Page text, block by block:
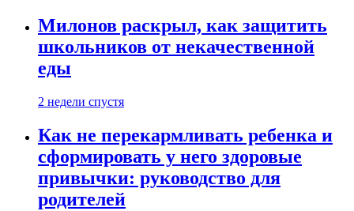
Милонов раскрыл, как защитить
школьников от некачественной
еды
2 недели спустя
Как не перекармливать ребенка и
сформировать у него здоровые
привычки: руководство для
родителей